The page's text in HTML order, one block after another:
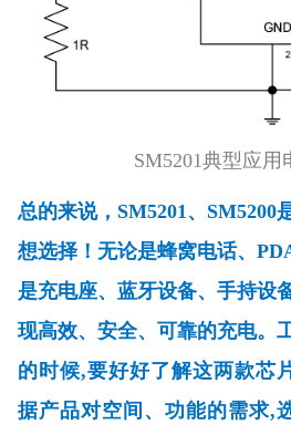
SM5201典型应用
总的来说，SM5201、SM5200
想选择！ 无论是蜂窝电话、
是充电座、蓝牙设备、手持设
现高效、安全、可靠的充电。
的时候,要好好了解这两款芯
据产品对空间、功能的需求,